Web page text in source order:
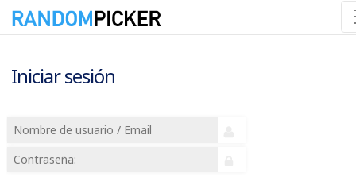
Iniciar sesión